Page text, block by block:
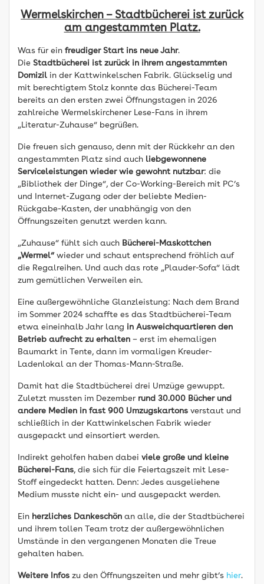
Wermelskirchen – Stadtbücherei ist zurück
am angestammten Platz.
Was für ein freudiger Start ins neue Jahr.
Die Stadtbücherei ist zurück in ihrem angestammten
Domizil in der Kattwinkelschen Fabrik. Glückselig und
mit berechtigtem Stolz konnte das Bücherei-Team
bereits an den ersten zwei Öffnungstagen in 2026
zahlreiche Wermelskirchener Lese-Fans in ihrem
„Literatur-Zuhause“ begrüßen.
Die freuen sich genauso, denn mit der Rückkehr an den
angestammten Platz sind auch liebgewonnene
Serviceleistungen wieder wie gewohnt nutzbar: die
„Bibliothek der Dinge“, der Co-Working-Bereich mit PC’s
und Internet-Zugang oder der beliebte Medien-
Rückgabe-Kasten, der unabhängig von den
Öffnungszeiten genutzt werden kann.
„Zuhause“ fühlt sich auch Bücherei-Maskottchen
„Wermel“ wieder und schaut entsprechend fröhlich auf
die Regalreihen. Und auch das rote „Plauder-Sofa“ lädt
zum gemütlichen Verweilen ein.
Eine außergewöhnliche Glanzleistung: Nach dem Brand
im Sommer 2024 schaffte es das Stadtbücherei-Team
etwa eineinhalb Jahr lang in Ausweichquartieren den
Betrieb aufrecht zu erhalten – erst im ehemaligen
Baumarkt in Tente, dann im vormaligen Kreuder-
Ladenlokal an der Thomas-Mann-Straße.
Damit hat die Stadtbücherei drei Umzüge gewuppt.
Zuletzt mussten im Dezember rund 30.000 Bücher und
andere Medien in fast 900 Umzugskartons verstaut und
schließlich in der Kattwinkelschen Fabrik wieder
ausgepackt und einsortiert werden.
Indirekt geholfen haben dabei viele große und kleine
Bücherei-Fans, die sich für die Feiertagszeit mit Lese-
Stoff eingedeckt hatten. Denn: Jedes ausgeliehene
Medium musste nicht ein- und ausgepackt werden.
Ein herzliches Dankeschön an alle, die der Stadtbücherei
und ihrem tollen Team trotz der außergewöhnlichen
Umstände in den vergangenen Monaten die Treue
gehalten haben.
Weitere Infos zu den Öffnungszeiten und mehr gibt’s hier.